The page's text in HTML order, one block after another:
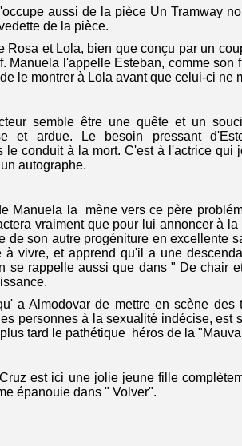
aussi de la pièce Un Tramway
de la pièce.
Rosa et Lola, bien que conçu par un
Manuela l'appelle Esteban, comme son
le montrer à Lola avant que celui-ci ne
semble être une quête et un
et ardue. Le besoin pressant
le conduit à la mort. C'est à l'actrice qui
autographe.
Manuela la mène vers ce père
vraiment que pour lui annoncer à
de son autre progéniture en excellente
à vivre, et apprend qu'il a une
se rappelle aussi que dans " De chair
a Almodovar de mettre en scène des
personnes à la sexualité indécise, est
tard le pathétique héros de la
est ici une jolie jeune fille
épanouie dans " Volver".